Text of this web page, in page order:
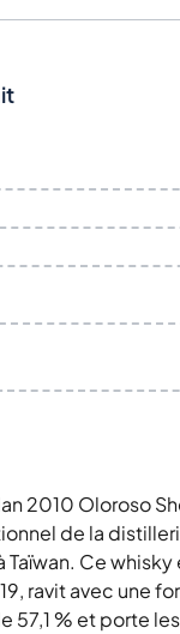
2010 Oloroso
de la
Taïwan. Ce whisky
ravit avec une
57,1 % et porte